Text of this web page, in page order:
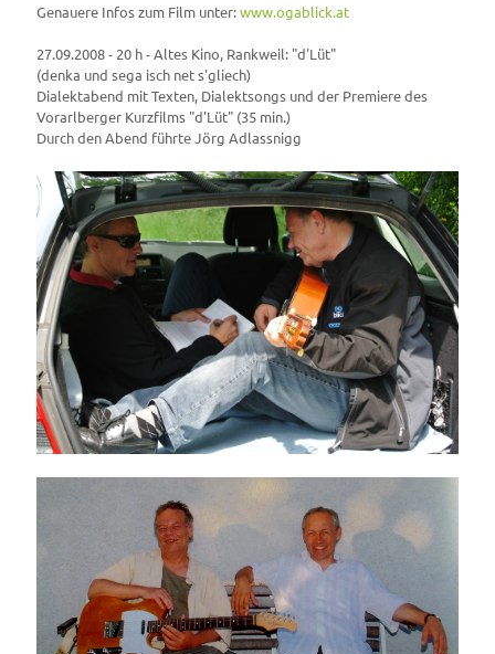
Genauere Infos zum Film unter:www.ogablick.at
27.09.2008 - 20 h - Altes Kino, Rankweil: "d'Lüt"
(denka und sega isch net s'gliech)
Dialektabend mit Texten, Dialektsongs und der Premiere des
Vorarlberger Kurzfilms "d'Lüt" (35 min.)
Durch den Abend führte Jörg Adlassnigg